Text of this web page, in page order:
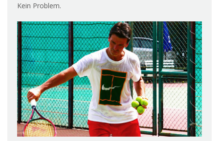
Kein Problem.